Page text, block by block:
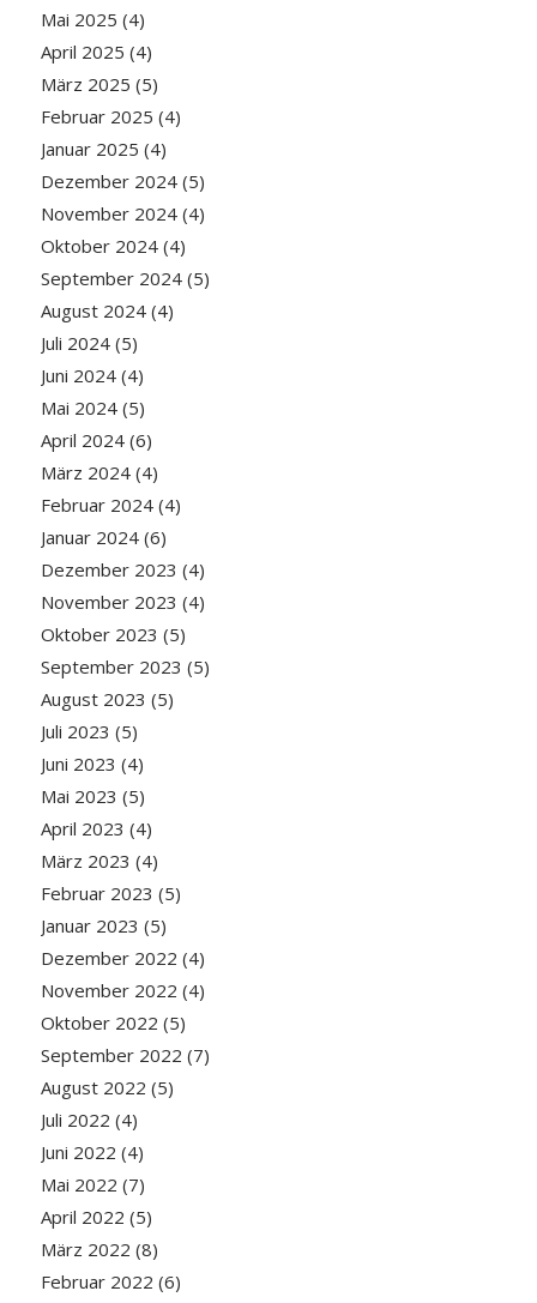
Mai 2025 (4)
April 2025 (4)
März 2025 (5)
Februar 2025 (4)
Januar 2025 (4)
Dezember 2024(5)
November 2024(4)
Oktober 2024(4)
September 2024(5)
August 2024(4)
Juli 2024(5)
Juni 2024(4)
Mai 2024(5)
April 2024(6)
März 2024(4)
Februar 2024(4)
Januar 2024(6)
Dezember 2023 (4)
November 2023 (4)
Oktober 2023 (5)
September 2023 (5)
August 2023 (5)
Juli 2023 (5)
Juni 2023 (4)
Mai 2023 (5)
April 2023 (4)
März 2023 (4)
Februar 2023 (5)
Januar 2023 (5)
Dezember 2022 (4)
November 2022 (4)
Oktober 2022 (5)
September 2022 (7)
August 2022 (5)
Juli 2022 (4)
Juni 2022 (4)
Mai 2022 (7)
April 2022 (5)
März 2022 (8)
Februar 2022 (6)